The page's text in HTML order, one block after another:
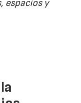
espacios y